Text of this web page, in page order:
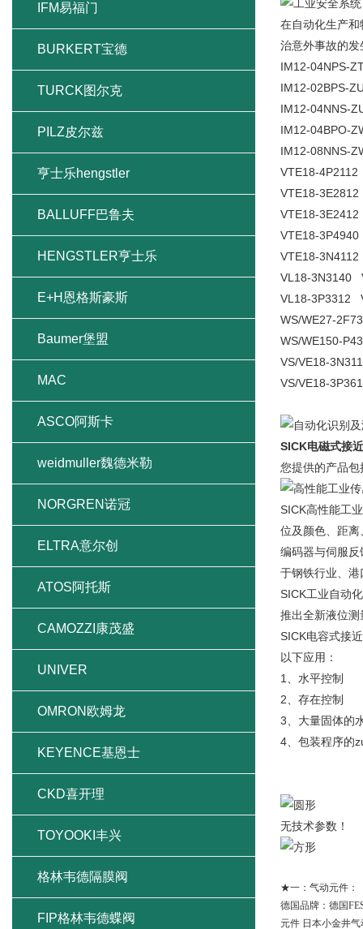
在自动化生产
治意外事故的
IM12-04NPS-
IM12-02BPS-
IM12-04NNS-
IM12-04BPO-
IM12-08NNS-
VTE18-
VTE18-
VTE18-
VTE18-
VTE18-
VL18-3N3140
VL18-3P3312
WS/WE27-
WS/WE150-
VS/VE18-
VS/VE18-
SICK电磁式接
您提供的产品
SICK高性能工
位及颜色、距
编码器与伺服
于钢铁行业、
SICK工业自动
推出全新液位
SICK电容式接
以下应用：
1、水平控制
2、存在控制
3、大量固体的
4、包装程序的
无技术参数！
★一：气动元件：
德国品牌：德国
元件 日本小金井
IFM易福门
BURKERT宝德
TURCK图尔克
PILZ皮尔兹
亨士乐hengstler
BALLUFF巴鲁夫
HENGSTLER亨士乐
E+H恩格斯豪斯
Baumer堡盟
MAC
ASCO阿斯卡
weidmuller魏德米勒
NORGREN诺冠
ELTRA意尔创
ATOS阿托斯
CAMOZZI康茂盛
UNIVER
OMRON欧姆龙
KEYENCE基恩士
CKD喜开理
TOYOOKI丰兴
格林韦德隔膜阀
FIP格林韦德蝶阀